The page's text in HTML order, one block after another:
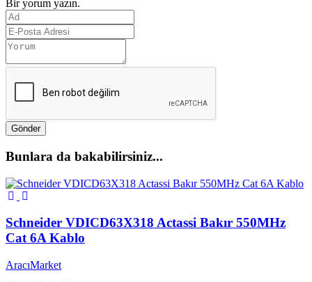
Bir yorum yazın.
Gönder
Bunlara da bakabilirsiniz...
Schneider VDICD63X318 Actassi Bakır 550MHz
Cat 6A Kablo
AracıMarket